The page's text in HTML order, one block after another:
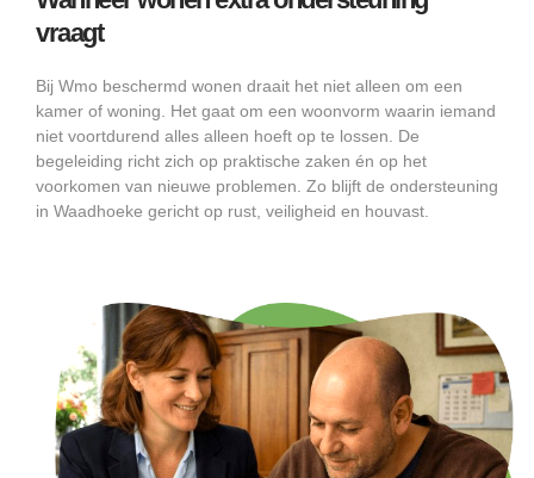
vraagt
Bij Wmo beschermd wonen draait het niet alleen om een
kamer of woning. Het gaat om een woonvorm waarin iemand
niet voortdurend alles alleen hoeft op te lossen. De
begeleiding richt zich op praktische zaken én op het
voorkomen van nieuwe problemen. Zo blijft de ondersteuning
in Waadhoeke gericht op rust, veiligheid en houvast.